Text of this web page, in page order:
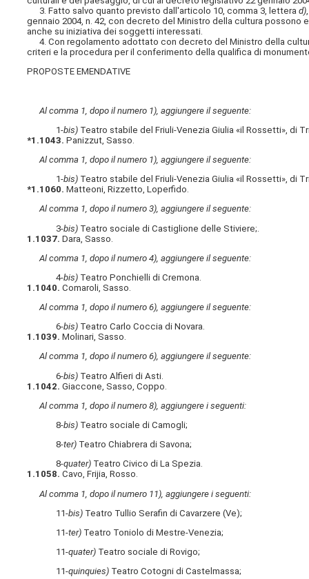
3. Fatto salvo quanto previsto dall'articolo 10, comma 3, letterad)
gennaio 2004, n. 42, con decreto del Ministro della cultura
anche su iniziativa dei soggetti interessati.
4. Con regolamento adottato con decreto del Ministro della
criteri e la procedura per il conferimento della qualifica di
PROPOSTE EMENDATIVE
Al comma 1, dopo il numero 1), aggiungere il seguente:
1-bis) Teatro stabile del Friuli-Venezia Giulia «il Rossetti», di
*1.1043. Panizzut, Sasso.
Al comma 1, dopo il numero 1), aggiungere il seguente:
1-bis) Teatro stabile del Friuli-Venezia Giulia «il Rossetti», di
*1.1060. Matteoni, Rizzetto, Loperfido.
Al comma 1, dopo il numero 3), aggiungere il seguente:
3-bis) Teatro sociale di Castiglione delle Stiviere;.
1.1037. Dara, Sasso.
Al comma 1, dopo il numero 4), aggiungere il seguente:
4-bis) Teatro Ponchielli di Cremona.
1.1040. Comaroli, Sasso.
Al comma 1, dopo il numero 6), aggiungere il seguente:
6-bis) Teatro Carlo Coccia di Novara.
1.1039. Molinari, Sasso.
Al comma 1, dopo il numero 6), aggiungere il seguente:
6-bis) Teatro Alfieri di Asti.
1.1042. Giaccone, Sasso, Coppo.
Al comma 1, dopo il numero 8), aggiungere i seguenti:
8-bis) Teatro sociale di Camogli;
8-ter) Teatro Chiabrera di Savona;
8-quater) Teatro Civico di La Spezia.
1.1058. Cavo, Frijia, Rosso.
Al comma 1, dopo il numero 11), aggiungere i seguenti:
11-bis) Teatro Tullio Serafin di Cavarzere (Ve);
11-ter) Teatro Toniolo di Mestre-Venezia;
11-quater) Teatro sociale di Rovigo;
11-quinquies) Teatro Cotogni di Castelmassa;